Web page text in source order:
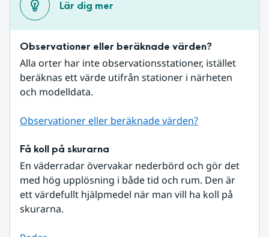
Lär dig mer
Observationer eller beräknade värden?
Alla orter har inte observationsstationer, istället
beräknas ett värde utifrån stationer i närheten
och modelldata.
Observationer eller beräknade värden?
Få koll på skurarna
En väderradar övervakar nederbörd och gör det
med hög upplösning i både tid och rum. Den är
ett värdefullt hjälpmedel när man vill ha koll på
skurarna.